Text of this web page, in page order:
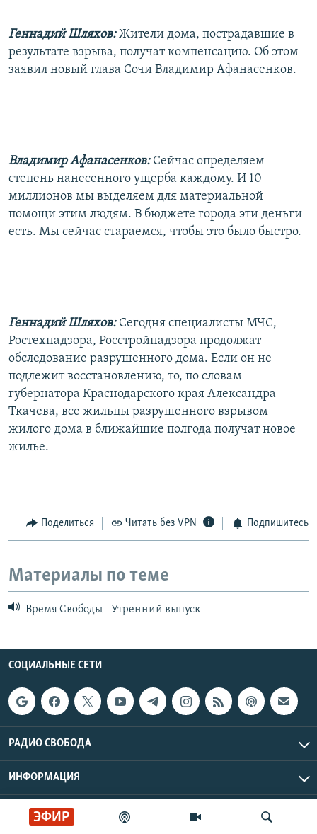
ЭФИР
Геннадий Шляхов:Жители дома, пострадавшие в
результате взрыва, получат компенсацию. Об этом
заявил новый глава Сочи Владимир Афанасенков.
Владимир Афанасенков: Сейчас определяем
степень нанесенного ущерба каждому. И 10
миллионов мы выделяем для материальной
помощи этим людям. В бюджете города эти деньги
есть. Мы сейчас стараемся, чтобы это было быстро.
Геннадий Шляхов: Сегодня специалисты МЧС,
Ростехнадзора, Росстройнадзора продолжат
обследование разрушенного дома. Если он не
подлежит восстановлению, то, по словам
губернатора Краснодарского края Александра
Ткачева, все жильцы разрушенного взрывом
жилого дома в ближайшие полгода получат новое
жилье.
Поделиться Читать без VPN Подпишитесь
Материалы по теме
Время Свободы - Утренний выпуск
СОЦИАЛЬНЫЕ СЕТИ
РАДИО СВОБОДА
ИНФОРМАЦИЯ
Радио Свобода © 2026 RFE/RL, Inc. | Все права защищены.